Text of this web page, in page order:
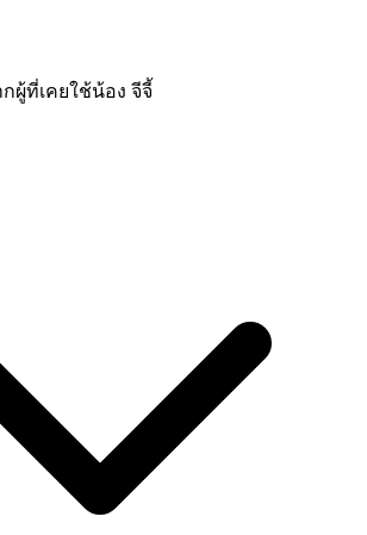
ผู้ที่เคยใช้น้อง จีจี้